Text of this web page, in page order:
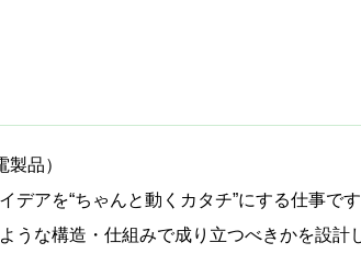
品）
デアを“ちゃんと動くカタチ”にする仕事で
うな構造・仕組みで成り立つべきかを設計